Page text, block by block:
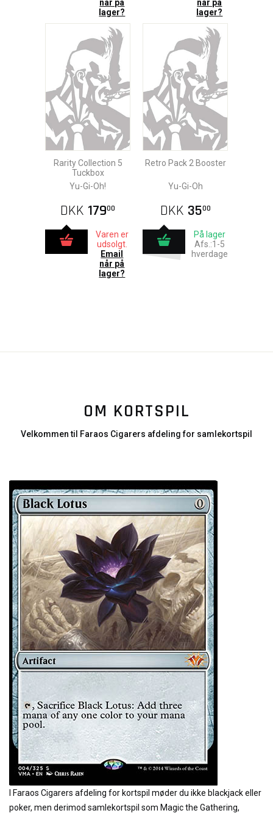
når på
lager?
når på
lager?
Rarity Collection 5
Tuckbox
Yu-Gi-Oh!
DKK 17900
Varen er
udsolgt.
Email
når på
lager?
Retro Pack 2 Booster
Yu-Gi-Oh
DKK 3500
På lager
Afs.:1-5
hverdage
OM KORTSPIL
Velkommen til Faraos Cigarers afdeling for samlekortspil
I Faraos Cigarers afdeling for kortspil møder du ikke blackjack eller
poker, men derimod samlekortspil som Magic the Gathering,